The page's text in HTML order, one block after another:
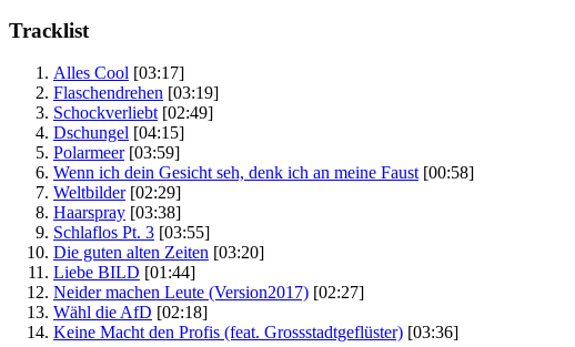
Tracklist
Alles Cool [03:17]
Flaschendrehen [03:19]
Schockverliebt [02:49]
Dschungel [04:15]
Polarmeer [03:59]
Wenn ich dein Gesicht seh, denk ich an meine Faust [00:58]
Weltbilder [02:29]
Haarspray [03:38]
Schlaflos Pt. 3 [03:55]
Die guten alten Zeiten [03:20]
Liebe BILD [01:44]
Neider machen Leute (Version2017) [02:27]
Wähl die AfD [02:18]
Keine Macht den Profis (feat. Grossstadtgeflüster) [03:36]